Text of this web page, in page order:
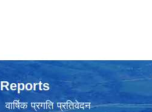
Reports
वार्षिक प्रगति प्रतिवेदन